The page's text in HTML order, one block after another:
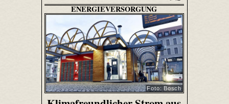
ENERGIEVERSORGUNG
Foto: Bosch